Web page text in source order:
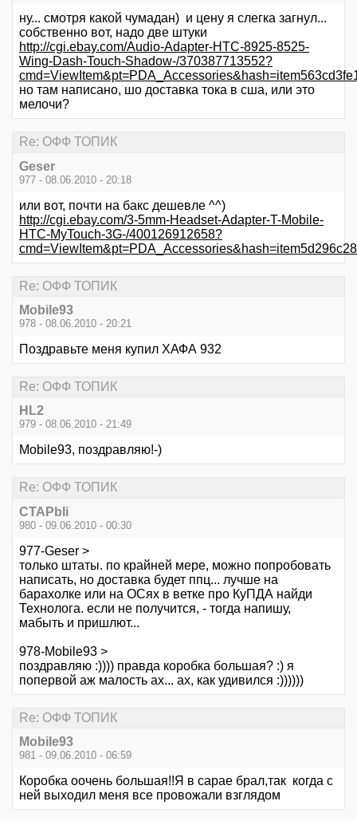
ну... смотря какой чумадан) и цену я слегка загнул...
собственно вот, надо две штуки
http://cgi.ebay.com/Audio-Adapter-HTC-8925-8525-
Wing-Dash-Touch-Shadow-/370387713552?
но там написано, шо доставка тока в сша, или это
мелочи?
Re: ОФФ ТОПИК
Geser
977 - 08.06.2010 - 20:18
или вот, почти на бакс дешевле ^^)
http://cgi.ebay.com/3-5mm-Headset-Adapter-T-Mobile-
HTC-MyTouch-3G-/400126912658?
Re: ОФФ ТОПИК
Mobile93
978 - 08.06.2010 - 20:21
Поздравьте меня купил ХАФА 932
Re: ОФФ ТОПИК
HL2
979 - 08.06.2010 - 21:49
Mobile93, поздравляю!-)
Re: ОФФ ТОПИК
CTAPbIi
980 - 09.06.2010 - 00:30
977-Geser >
только штаты. по крайней мере, можно попробовать
написать, но доставка будет ппц... лучше на
барахолке или на ОСях в ветке про КуПДА найди
Технолога. если не получится, - тогда напишу,
мабыть и пришлют...
978-Mobile93 >
поздравляю :)))) правда коробка большая? :) я
попервой аж малость ах... ах, как удивился :))))))
Re: ОФФ ТОПИК
Mobile93
981 - 09.06.2010 - 06:59
Коробка оочень большая!!Я в сарае брал,так когда с
ней выходил меня все провожали взглядом